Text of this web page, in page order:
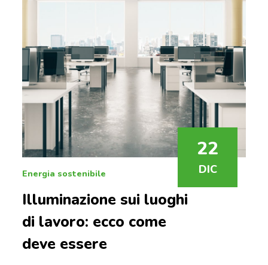
22
DIC
Energia sostenibile
Illuminazione sui luoghi
di lavoro: ecco come
deve essere